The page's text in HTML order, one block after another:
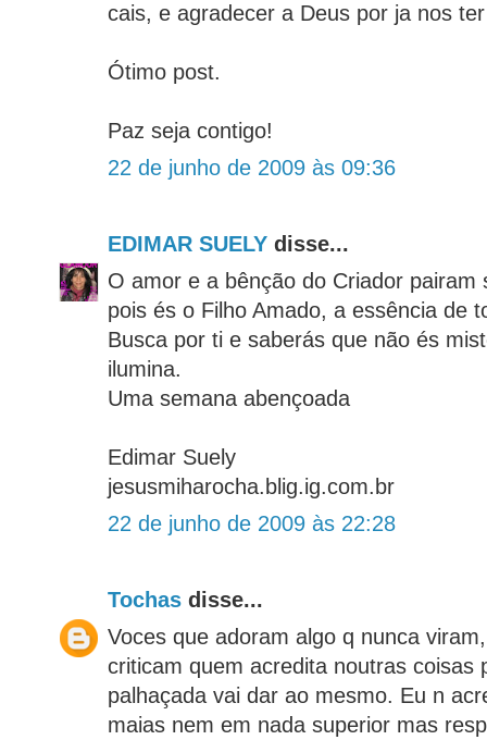
cais, e agradecer a Deus por ja nos
Ótimo post.
Paz seja contigo!
22 de junho de 2009 às 09:36
EDIMAR SUELY disse...
O amor e a bênção do Criador pairam
pois és o Filho Amado, a essência de
Busca por ti e saberás que não és
ilumina.
Uma semana abençoada
Edimar Suely
jesusmiharocha.blig.ig.com.br
22 de junho de 2009 às 22:28
Tochas disse...
Voces que adoram algo q nunca
criticam quem acredita noutras coisas
palhaçada vai dar ao mesmo. Eu n
maias nem em nada superior mas